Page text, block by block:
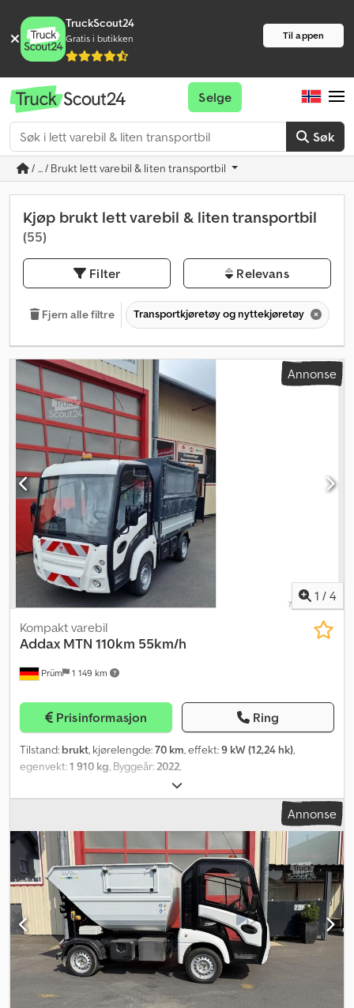
TruckScout24
Gratis i butikken Til appen
Søk
Selge
/ ... / Brukt lett varebil & liten transportbil
Kjøp brukt lett varebil & liten transportbil
(55)
Filter Relevans
Fjern alle filtre Transportkjøretøy og nyttekjøretøy
Annonse
1 / 4
Prüm 1 149 km
Kompakt varebil
Addax MTN 110km 55km/h
Prisinformasjon Ring
Tilstand: brukt, kjørelengde:70 km, effekt:9 kW (12,24 hk),
egenvekt:1 910 kg, Byggeår:2022,
Annonse